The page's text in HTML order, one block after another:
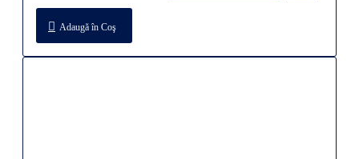
Adaugă în Coş